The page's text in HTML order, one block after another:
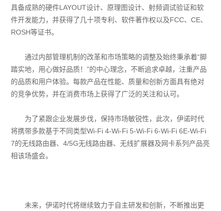
具备成熟的硬件LAYOUT设计、原理图设计、射频调试验证和软
件开发能力，并获得了几十项专利、软件著作权以及FCC、CE、
ROSH等证书。
通过内部管理机制的改革和市场策略的调整及始终秉承着“脚
踏实地，用心做好品质！”的中心理念，不断追求卓越，注重产品
的品质和用户体验。每款产品在性能、质量和创新方面具有绝对
的竞争优势，并在消费市场上获得了广泛的关注和认可。
为了紧跟企业发展步伐，保持市场敏锐性，此次，伊诺时代
将携带多款基于不同类型Wi-Fi 4-Wi-Fi 5-Wi-Fi 6-Wi-Fi 6E-Wi-Fi
7的无线路由器、4/5G无线路由器、无线扩展器及网卡系列产品亮
相该场盛会。
未来，伊诺时代将继续致力于自主研发和创新，不断推出更